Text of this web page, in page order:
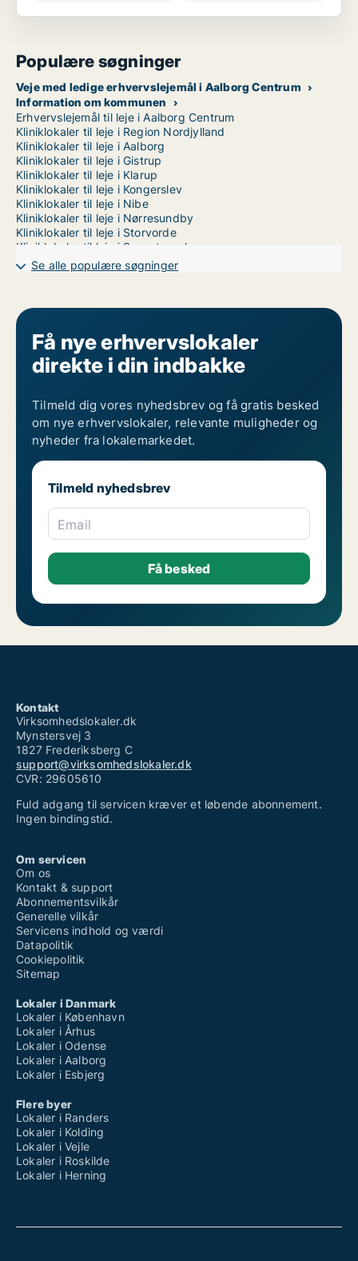
Populære søgninger
Veje med ledige erhvervslejemål i Aalborg Centrum
Information om kommunen
Erhvervslejemål til leje i Aalborg Centrum
Kliniklokaler til leje i Region Nordjylland
Kliniklokaler til leje i Aalborg
Kliniklokaler til leje i Gistrup
Kliniklokaler til leje i Klarup
Kliniklokaler til leje i Kongerslev
Kliniklokaler til leje i Nibe
Kliniklokaler til leje i Nørresundby
Kliniklokaler til leje i Storvorde
Kliniklokaler til leje i Svenstrup J
Kliniklokaler til leje i Aalborg SV
Kliniklokaler til leje i Aalborg SØ
Se alle populære søgninger
Få nye erhvervslokaler
direkte i din indbakke
Tilmeld dig vores nyhedsbrev og få gratis besked
om nye erhvervslokaler, relevante muligheder og
nyheder fra lokalemarkedet.
Tilmeld nyhedsbrev
Email
Kontakt
Virksomhedslokaler.dk
Mynstersvej 3
1827 Frederiksberg C
support@virksomhedslokaler.dk
CVR: 29605610
Fuld adgang til servicen kræver et løbende abonnement.
Ingen bindingstid.
Om servicen
Om os
Kontakt & support
Abonnementsvilkår
Generelle vilkår
Servicens indhold og værdi
Datapolitik
Cookiepolitik
Sitemap
Lokaler i Danmark
Lokaler i København
Lokaler i Århus
Lokaler i Odense
Lokaler i Aalborg
Lokaler i Esbjerg
Flere byer
Lokaler i Randers
Lokaler i Kolding
Lokaler i Vejle
Lokaler i Roskilde
Lokaler i Herning